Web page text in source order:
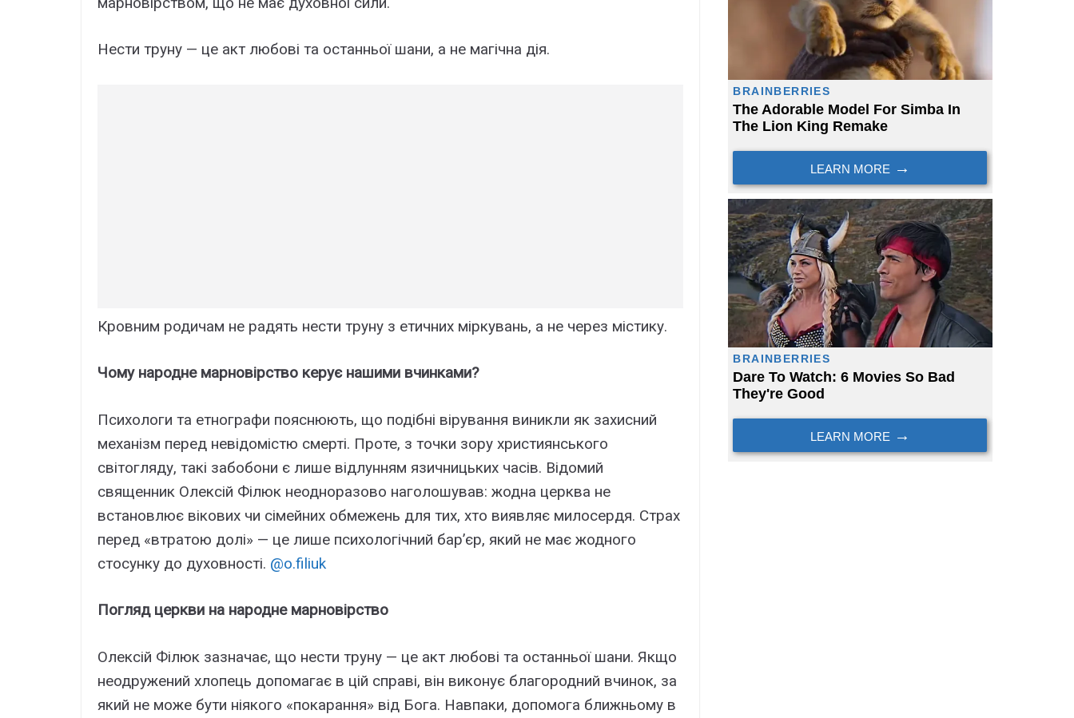
Нести труну — це акт любові та останньої шани, а не магічна дія.
Кровним родичам не радять нести труну з етичних міркувань, а не через містику.
Чому народне марновірство керує нашими вчинками?
Психологи та етнографи пояснюють, що подібні вірування виникли як захисний
механізм перед невідомістю смерті. Проте, з точки зору християнського
світогляду, такі забобони є лише відлунням язичницьких часів. Відомий
священник Олексій Філюк неодноразово наголошував: жодна церква не
встановлює вікових чи сімейних обмежень для тих, хто виявляє милосердя. Страх
перед «втратою долі» — це лише психологічний бар’єр, який не має жодного
стосунку до духовності. @o.filiuk
Погляд церкви на народне марновірство
Олексій Філюк зазначає, що нести труну — це акт любові та останньої шани. Якщо
неодружений хлопець допомагає в цій справі, він виконує благородний вчинок, за
який не може бути ніякого «покарання» від Бога. Навпаки, допомога ближньому в